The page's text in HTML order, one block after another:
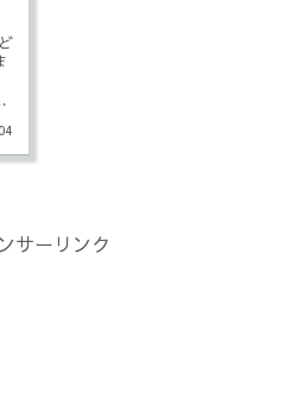
サーリンク